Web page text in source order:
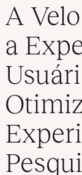
Contato
A
a